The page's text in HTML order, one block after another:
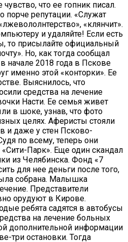
что ее гопник писал.
порче репутации. «Служат
«клянчит».
и удаляйте! Если есть
то присылайте официальный
Но, как тогда сообщал
начале 2018 года в Пскове
именно этой «конторки». Ее
Выяснилось, что
средства на лечение
Насти. Ее семья живет
в шоке, узнав, что фото
целях. Аферисты стояли
и даже у стен Псково-
по всему, теперь они
Парк». Еще один скандал
из Челябинска. Фонд «7
для нее деньги после того,
собрана. Малышка
Представители
орудуют в Кирове.
ребята садятся в автобусы
на лечение больных
дополнительной информации
три остановки. Тогда